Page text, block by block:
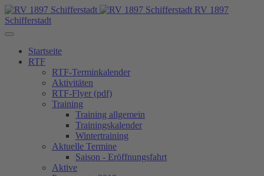
RV 1897
Schifferstadt
Startseite
RTF
RTF-Terminkalender
Aktivitäten
RTF-Flyer (pdf)
Training
Training allgemein
Trainingskalender
Wintertraining
Aktuelle Termine
Saison - Eröffnungsfahrt
Aktive